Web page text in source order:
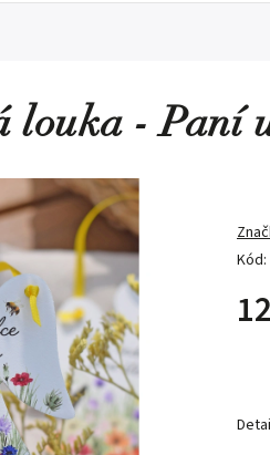
louka - Paní
Kód: